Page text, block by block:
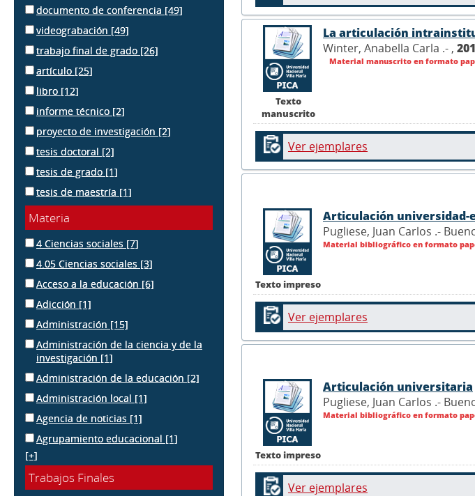
documento de conferencia [49]
videograbación [49]
trabajo final de grado [26]
artículo [25]
libro [12]
informe técnico [2]
proyecto de investigación [2]
tesis doctoral [2]
tesis de grado [1]
tesis de maestría [1]
Materia
4 Ciencias sociales [7]
4.05 Ciencias sociales [3]
Acceso a la educación [6]
Adicción [1]
Administración [15]
Administración de la ciencia y de la
investigación [1]
Administración de la educación [2]
Administración local [1]
Agencia de noticias [1]
Agrupamiento educacional [1]
[+]
Trabajos Finales
Texto
manuscrito
La articulación
Winter, Anabella Carla .- ,
Material manuscrito en formato
Ver ejemplares
Texto impreso
Articulación universidad-
Pugliese, Juan Carlos .-
Material bibliográfico en formato
Ver ejemplares
Texto impreso
Articulación universitaria
Pugliese, Juan Carlos .-
Material bibliográfico en formato
Ver ejemplares